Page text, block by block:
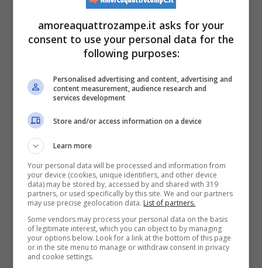
infatti per chi non adotta alcuna misura di
sicurezza sono piuttosto severe: oltre a
quelle pecuniarie, che si aggiranotra i 68 e i
275 euro, vi è anche la decurtazione di un
punto dalla patente. Secondo il Codice della
strada inoltre il padrone del cane è tenuto ad
avere sempre con sé i documenti
dell’animale (Leggi qui:Cosa mettere nella
valigia del cane).
Come scegliere le cinture di
sicurezza per cani: mini-
amoreaquattrozampe.it asks for your
consent to use your personal data for the
following purposes:
Personalised advertising and content, advertising and
content measurement, audience research and
services development
Store and/or access information on a device
Learn more
Your personal data will be processed and information from
your device (cookies, unique identifiers, and other device
data) may be stored by, accessed by and shared with 319
partners, or used specifically by this site. We and our partners
may use precise geolocation data. List of partners.
Some vendors may process your personal data on the basis
of legitimate interest, which you can object to by managing
your options below. Look for a link at the bottom of this page
or in the site menu to manage or withdraw consent in privacy
and cookie settings.